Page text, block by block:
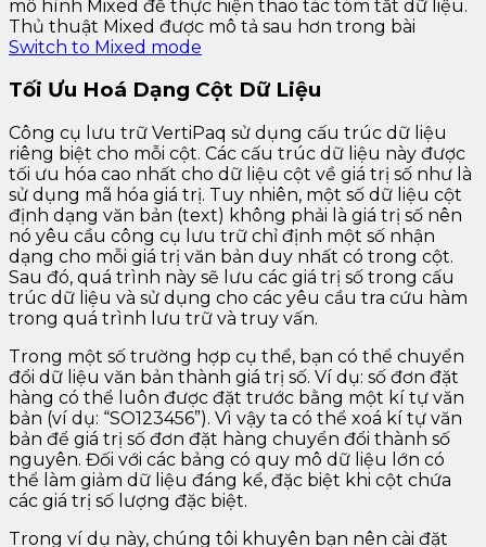
mô hình Mixed để thực hiện thao tác tóm tắt dữ liệu.
Thủ thuật Mixed được mô tả sau hơn trong bài
Switch to Mixed mode
Tối Ưu Hoá Dạng Cột Dữ Liệu
Công cụ lưu trữ VertiPaq sử dụng cấu trúc dữ liệu
riêng biệt cho mỗi cột. Các cấu trúc dữ liệu này được
tối ưu hóa cao nhất cho dữ liệu cột về giá trị số như là
sử dụng mã hóa giá trị. Tuy nhiên, một số dữ liệu cột
định dạng văn bản (text) không phải là giá trị số nên
nó yêu cầu công cụ lưu trữ chỉ định một số nhận
dạng cho mỗi giá trị văn bản duy nhất có trong cột.
Sau đó, quá trình này sẽ lưu các giá trị số trong cấu
trúc dữ liệu và sử dụng cho các yêu cầu tra cứu hàm
trong quá trình lưu trữ và truy vấn.
Trong một số trường hợp cụ thể, bạn có thể chuyển
đổi dữ liệu văn bản thành giá trị số. Ví dụ: số đơn đặt
hàng có thể luôn được đặt trước bằng một kí tự văn
bản (ví dụ: “SO123456”). Vì vậy ta có thể xoá kí tự văn
bản để giá trị số đơn đặt hàng chuyển đổi thành số
nguyên. Đối với các bảng có quy mô dữ liệu lớn có
thể làm giảm dữ liệu đáng kể, đặc biệt khi cột chứa
các giá trị số lượng đặc biệt.
Trong ví dụ này, chúng tôi khuyên bạn nên cài đặt